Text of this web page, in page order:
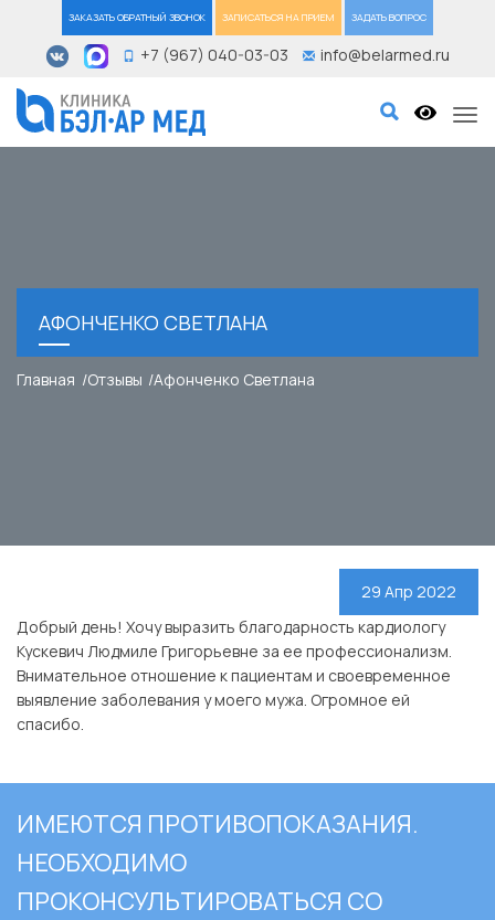
ЗАКАЗАТЬ ОБРАТНЫЙ ЗВОНОК ЗАПИСАТЬСЯ НА ПРИЕМ ЗАДАТЬ ВОПРОС
+7 (967) 040-03-03 info@belarmed.ru
АФОНЧЕНКО СВЕТЛАНА
Главная Отзывы Афонченко Светлана
29 Апр 2022
Добрый день! Хочу выразить благодарность кардиологу
Кускевич Людмиле Григорьевне за ее профессионализм.
Внимательное отношение к пациентам и своевременное
выявление заболевания у моего мужа. Огромное ей
спасибо.
ИМЕЮТСЯ ПРОТИВОПОКАЗАНИЯ.
НЕОБХОДИМО
ПРОКОНСУЛЬТИРОВАТЬСЯ СО